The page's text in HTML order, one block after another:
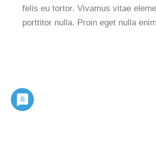
felis eu tortor. Vivamus vitae
porttitor nulla. Proin eget nulla